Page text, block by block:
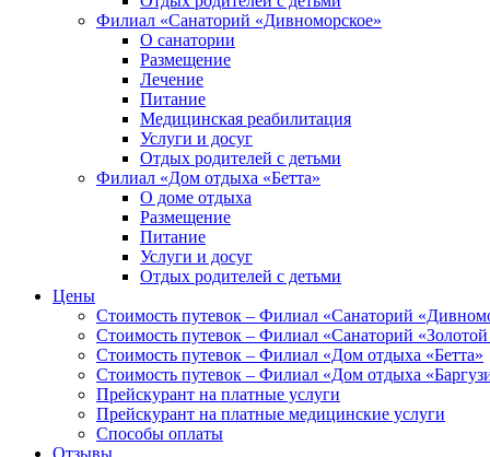
Филиал «Санаторий «Дивноморское»
О санатории
Размещение
Лечение
Питание
Медицинская реабилитация
Услуги и досуг
Отдых родителей с детьми
Филиал «Дом отдыха «Бетта»
О доме отдыха
Размещение
Питание
Услуги и досуг
Отдых родителей с детьми
Цены
Стоимость путевок – Филиал «Санаторий
Стоимость путевок – Филиал «Санаторий «Золотой
Стоимость путевок – Филиал «Дом отдыха «Бетта»
Стоимость путевок – Филиал «Дом отдыха
Прейскурант на платные услуги
Прейскурант на платные медицинские услуги
Способы оплаты
Отзывы